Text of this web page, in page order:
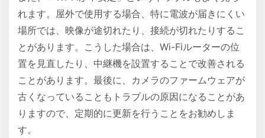
れます。屋外で使用する場合、特に電波が届きにくい
場所では、映像が途切れたり、接続が切れたりするこ
とがあります。こうした場合は、Wi-Fiルーターの位
置を見直したり、中継機を設置することで改善される
ことがあります。最後に、カメラのファームウェアが
古くなっていることもトラブルの原因になることがあ
りますので、定期的に更新を行うことをお勧めしま
す。